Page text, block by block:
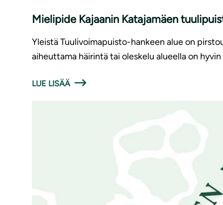
Mielipide Kajaanin Katajamäen
Yleistä Tuulivoimapuisto-hankeen alue on
aiheuttama häirintä tai oleskelu alueella on
LUE LISÄÄ